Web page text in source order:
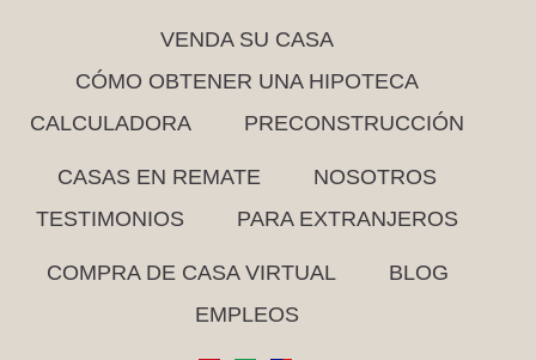
VENDA SU CASA
CÓMO OBTENER UNA HIPOTECA
CALCULADORA
PRECONSTRUCCIÓN
CASAS EN REMATE
NOSOTROS
TESTIMONIOS
PARA EXTRANJEROS
COMPRA DE CASA VIRTUAL
BLOG
EMPLEOS